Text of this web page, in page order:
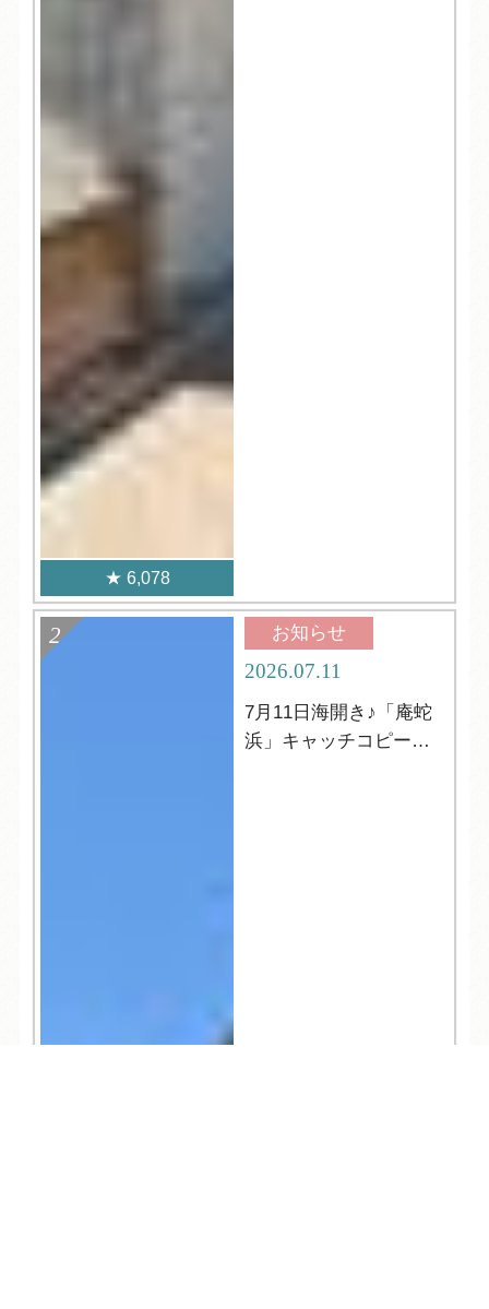
6,078
お知らせ
2026.07.11
7月11日海開き♪「庵蛇
浜」キャッチコピーの